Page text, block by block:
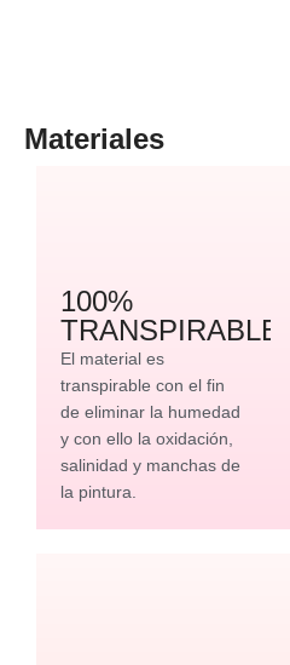
Materiales
100%
TRANSPIRABLE
El material es
transpirable con el fin
de eliminar la humedad
y con ello la oxidación,
salinidad y manchas de
la pintura.